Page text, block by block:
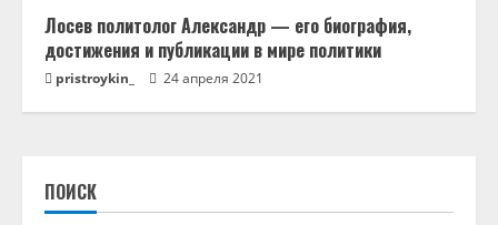
Лосев политолог Александр — его биография,
достижения и публикации в мире политики
pristroykin_ 24 апреля 2021
ПОИСК